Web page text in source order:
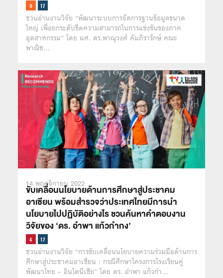
ชวนอ่านงานวิจัย “พัฒนาระบบการจัดการฐานข้อมูลขนาด
ใหญ่ เพื่อยกระดับขีดความสามารถในการแข่งขันของภาค
อุตสาหกรรม” โดย ผศ. ดร.พาณุวงศ์ คัมภิรารักษ์ คณะ
พาณิช…
14 พฤศจิกายน 2022
ขับเคลื่อนนโยบายด้านการศึกษาสู่ประชาคม
อาเซียน พร้อมสำรวจว่าประเทศไทยมีการนำ
นโยบายไปปฏิบัติอย่างไร ชวนค้นหาคำตอบงาน
วิจัยของ ‘ดร. อำพา แก้วกำกง’
ชวนอ่านงานวิจัย “การขับเคลื่อนนโยบายความร่วมมือด้านการ
ศึกษาสู่ประชาคมอาเซียน : กรณีศึกษาโครงการโรงเรียนคู่
พัฒนาไทย – อินโดนีเซีย” โดย ดร. อำพา แก้วกำ…